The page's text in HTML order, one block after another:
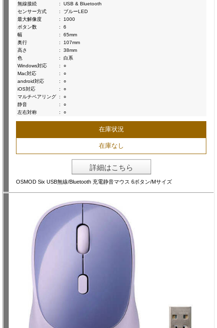
無線接続
:
USB & Bluetooth
センサー方式
:
ブルーLED
最大解像度
:
1000
ボタン数
:
6
幅
:
65mm
奥行
:
107mm
高さ
:
38mm
色
:
白系
Windows対応
:
○
Mac対応
:
○
android対応
:
○
iOS対応
:
○
マルチペアリング :
○
静音
:
○
左右対称
: ○
在庫状況
在庫なし
詳細はこちら
OSMOD Six USB無線/Bluetooth 充電静音マウス 6ボタン/Mサイズ